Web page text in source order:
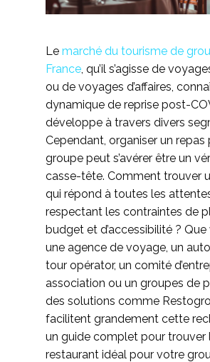
Le marché du tourisme de
France, qu’il s’agisse de
ou de voyages d’affaires,
dynamique de reprise post-
développe à travers divers
Cependant, organiser un repas
groupe peut s’avérer être un
casse-tête. Comment trouver
qui répond à toutes les
respectant les contraintes de
budget et d’accessibilité ?
une agence de voyage, un
tour opérator, un comité
association ou un groupes de
des solutions comme
facilitent grandement cette
un guide complet pour trouver
restaurant idéal pour votre